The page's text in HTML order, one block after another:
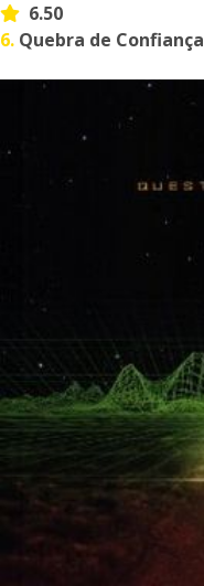
6.50
6. Quebra de Confiança